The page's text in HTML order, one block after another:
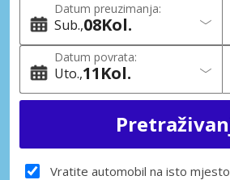
Datum preuzimanja:
Sub. 08Kol.
Datum povrata:
Uto. 11Kol.
Vratite automobil na isto mjesto